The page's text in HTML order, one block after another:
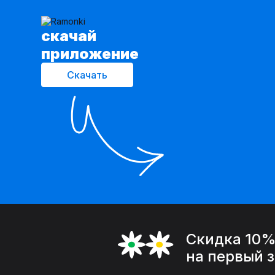
cкачай
приложение
Скачать
Скидка 10%
на первый